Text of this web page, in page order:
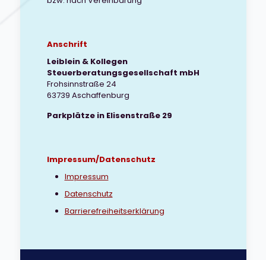
Anschrift
Leiblein & Kollegen
Steuerberatungsgesellschaft mbH
Frohsinnstraße 24
63739 Aschaffenburg
Parkplätze in Elisenstraße 29
Impressum/Datenschutz
Impressum
Datenschutz
Barrierefreiheitserklärung